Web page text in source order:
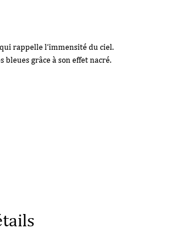
rappelle l‘immensité du ciel.
bleues grâce à son effet nacré.